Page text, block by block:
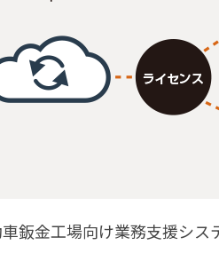
鈑金工場向け業務支援シ